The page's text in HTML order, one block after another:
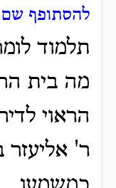
להסתופף
תלמוד
מה בית
הראוי
ר' אליעזר